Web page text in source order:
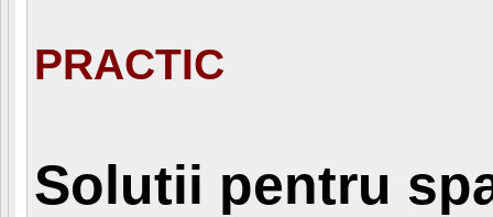
PRACTIC
Solutii pentru